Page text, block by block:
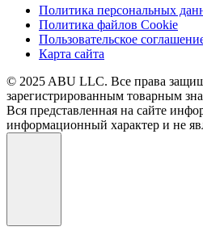
Политика персональных
Политика файлов Cookie
Пользовательское
Карта сайта
© 2025 ABU LLC. Все права
зарегистрированным товарным
Вся представленная на сайте
информационный характер и не